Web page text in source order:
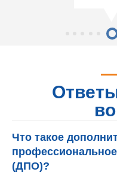
Что такое
(ДПО)?